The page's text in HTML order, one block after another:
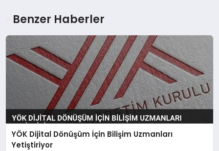
Benzer Haberler
YÖK Dijital Dönüşüm İçin Bilişim Uzmanları
Yetiştiriyor